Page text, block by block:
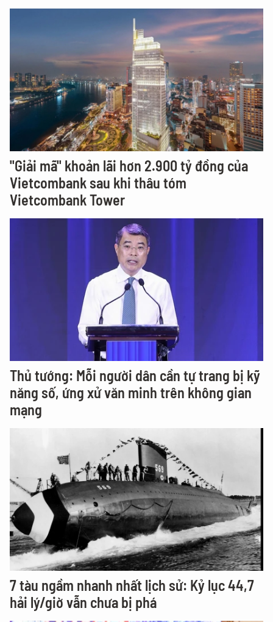
"Giải mã" khoản lãi hơn 2.900 tỷ đồng của
Vietcombank sau khi thâu tóm
Vietcombank Tower
Thủ tướng: Mỗi người dân cần tự trang bị kỹ
năng số, ứng xử văn minh trên không gian
mạng
7 tàu ngầm nhanh nhất lịch sử: Kỷ lục 44,7
hải lý/giờ vẫn chưa bị phá